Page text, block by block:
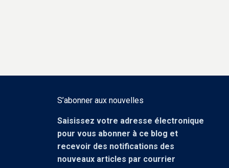
S’abonner aux nouvelles
Saisissez votre adresse électronique
pour vous abonner à ce blog et
recevoir des notifications des
nouveaux articles par courrier